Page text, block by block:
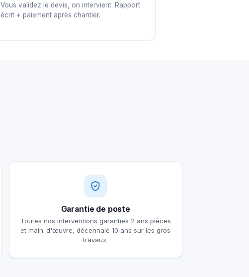
Vous validez le devis, on intervient. Rapport
écrit + paiement après chantier.
Garantie de poste
Toutes nos interventions garanties 2 ans pièces
et main-d'œuvre, décennale 10 ans sur les gros
travaux.